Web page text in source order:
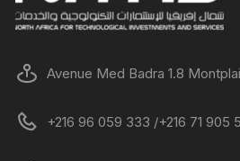
Avenue Med Badra 1.8
+216 96 059 333 /+216 71 905